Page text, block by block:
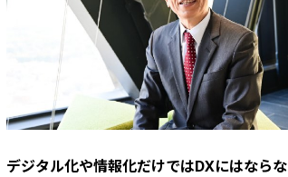
デジタル化や情報化だけではDXにはならな